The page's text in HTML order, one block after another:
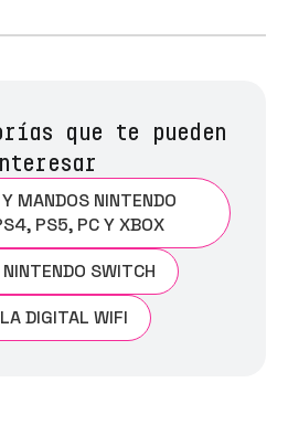
que te pueden
MANDOS NINTENDO
PS5, PC Y XBOX
SWITCH
DIGITAL WIFI